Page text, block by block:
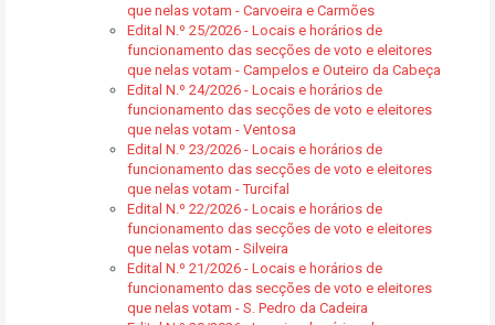
que nelas votam - Carvoeira e Carmões
Edital N.º 25/2026 - Locais e horários de
funcionamento das secções de voto e eleitores
que nelas votam - Campelos e Outeiro da Cabeça
Edital N.º 24/2026 - Locais e horários de
funcionamento das secções de voto e eleitores
que nelas votam - Ventosa
Edital N.º 23/2026 - Locais e horários de
funcionamento das secções de voto e eleitores
que nelas votam - Turcifal
Edital N.º 22/2026 - Locais e horários de
funcionamento das secções de voto e eleitores
que nelas votam - Silveira
Edital N.º 21/2026 - Locais e horários de
funcionamento das secções de voto e eleitores
que nelas votam - S. Pedro da Cadeira